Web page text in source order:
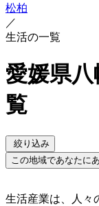
松柏
／
生活の一覧
愛媛県
覧
絞り込み
この地域であなたに
生活産業は、人々